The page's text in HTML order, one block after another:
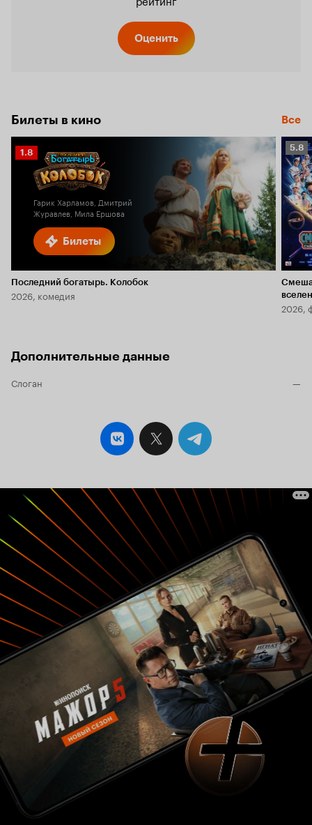
Оценить
Билеты в кино Все
Билеты
Рейтинг
Кинопоиска
1.8
Гарик Харламов, Дмитрий
Журавлев, Мила Ершова
Последний богатырь. Колобок
2026, комедия
5.8
5.8
2026,
Дополнительные данные
Слоган —